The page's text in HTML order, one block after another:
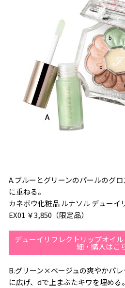
A.ブルーとグリーンのパールのグ
に重ねる。
カネボウ化粧品 ルナソル デューイ
EX01 ￥3,850（限定品）
デューイリフレクトリップオイ
細・購入はこ
B.グリーン×ベージュの爽やかパ
に広げ、dで上まぶたキワを埋め